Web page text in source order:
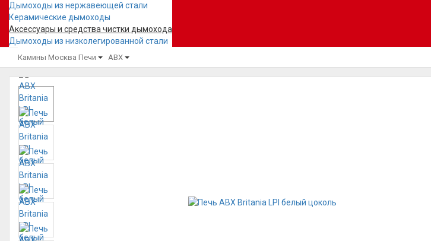
Дымоходы из нержавеющей стали
Керамические дымоходы
Аксессуары и средства чистки дымохода
Дымоходы из низколегированной стали
Камины Москва Печи ABX